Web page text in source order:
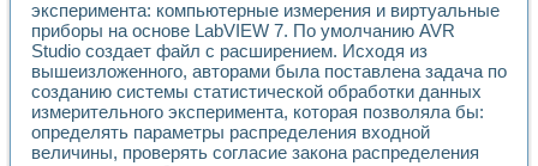
Применение LabVIEW для исследования течения в
Создание виртуальной работы «Изучение магнитных
Обратный маятник
Устройство для изучения основ интерфейсов обмена по
Лабораторный практикум: изучение адиабатического
Стенд для исследования электрических переходных
Система статистической обработки результатов
эксперимента: компьютерные измерения и виртуальные
приборы на основе LabVIEW 7. По умолчанию AVR
Studio создает файл с расширением. Исходя из
вышеизложенного, авторами была поставлена задача по
созданию системы статистической обработки данных
измерительного эксперимента, которая позволяла бы:
определять параметры распределения входной
величины, проверять согласие закона распределения